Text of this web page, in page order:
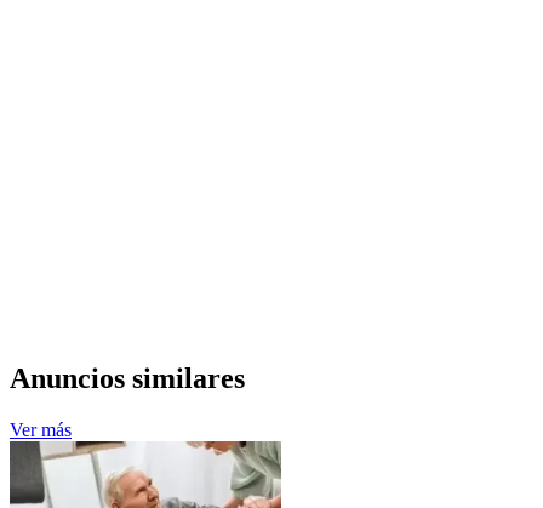
Anuncios similares
Ver más